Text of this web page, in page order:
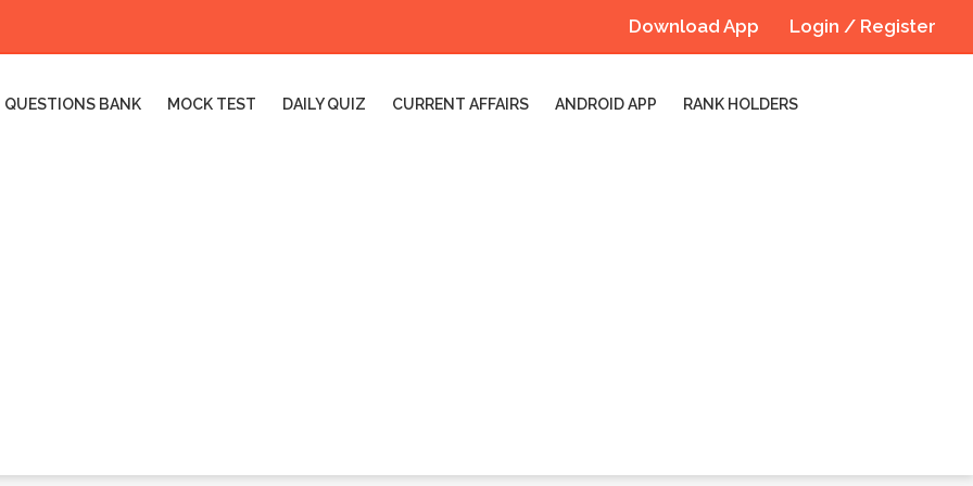
Login / Register
Download App
QUESTIONS BANK MOCK TEST DAILY QUIZ CURRENT AFFAIRS ANDROID APP RANK HOLDERS